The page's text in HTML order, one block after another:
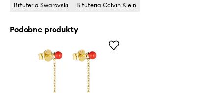
Biżuteria Swarovski
Biżuteria Calvin Klein
Podobne produkty